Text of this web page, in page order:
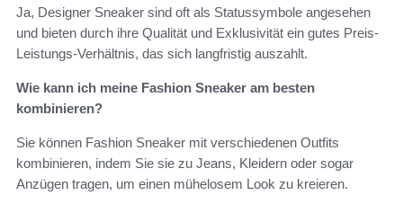
Ja, Designer Sneaker sind oft als Statussymbole angesehen
und bieten durch ihre Qualität und Exklusivität ein gutes Preis-
Leistungs-Verhältnis, das sich langfristig auszahlt.
Wie kann ich meine Fashion Sneaker am besten
kombinieren?
Sie können Fashion Sneaker mit verschiedenen Outfits
kombinieren, indem Sie sie zu Jeans, Kleidern oder sogar
Anzügen tragen, um einen mühelosem Look zu kreieren.